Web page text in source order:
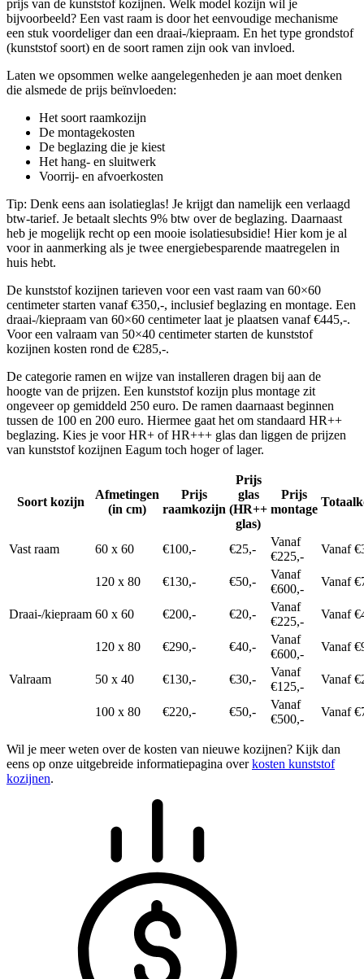
prijs van de kunststof kozijnen. Welk model kozijn wil je
bijvoorbeeld? Een vast raam is door het eenvoudige mechanisme
een stuk voordeliger dan een draai-/kiepraam. En het type grondstof
(kunststof soort) en de soort ramen zijn ook van invloed.
Laten we opsommen welke aangelegenheden je aan moet denken
die alsmede de prijs beïnvloeden:
Het soort raamkozijn
De montagekosten
De beglazing die je kiest
Het hang- en sluitwerk
Voorrij- en afvoerkosten
Tip: Denk eens aan isolatieglas! Je krijgt dan namelijk een verlaagd
btw-tarief. Je betaalt slechts 9% btw over de beglazing. Daarnaast
heb je mogelijk recht op een mooie isolatiesubsidie! Hier kom je al
voor in aanmerking als je twee energiebesparende maatregelen in
huis hebt.
De kunststof kozijnen tarieven voor een vast raam van 60×60
centimeter starten vanaf €350,-, inclusief beglazing en montage. Een
draai-/kiepraam van 60×60 centimeter laat je plaatsen vanaf €445,-.
Voor een valraam van 50×40 centimeter starten de kunststof
kozijnen kosten rond de €285,-.
De categorie ramen en wijze van installeren dragen bij aan de
hoogte van de prijzen. Een kunststof kozijn plus montage zit
ongeveer op gemiddeld 250 euro. De ramen daarnaast beginnen
tussen de 100 en 200 euro. Hiermee gaat het om standaard HR++
beglazing. Kies je voor HR+ of HR+++ glas dan liggen de prijzen
van kunststof kozijnen Eagum toch hoger of lager.
Soort kozijn
Afmetingen
(in cm)
Prijs
raamkozijn
Prijs
glas
(HR++
glas)
Prijs
montage
Vast raam 60 x 60 €100,- €25,-
Vanaf
€225,-
Vanaf
120 x 80 €130,- €50,-
Vanaf
€600,-
Vanaf
Draai-/kiepraam 60 x 60 €200,- €20,-
Vanaf
€225,-
Vanaf
120 x 80 €290,- €40,-
Vanaf
€600,-
Vanaf
Valraam 50 x 40 €130,- €30,-
Vanaf
€125,-
Vanaf
100 x 80 €220,- €50,-
Vanaf
€500,-
Vanaf
Wil je meer weten over de kosten van nieuwe kozijnen? Kijk dan
eens op onze uitgebreide informatiepagina overkosten kunststof
kozijnen.